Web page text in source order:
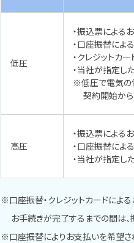
低圧
・振込票による
・口座振替によ
・クレジットカ
・当社が指定し
※低圧で電気の
契約開始から
高圧
・振込票による
・口座振替によ
・当社が指定し
※口座振替・クレジットカードによ
お手続きが完了するまでの間は、
※口座振替によりお支払いを希望さ